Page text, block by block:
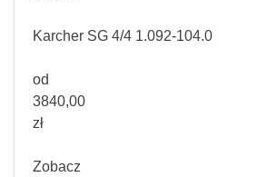
Karcher SG 4/4 1.092-104.0
od
3840,00
zł
Zobacz